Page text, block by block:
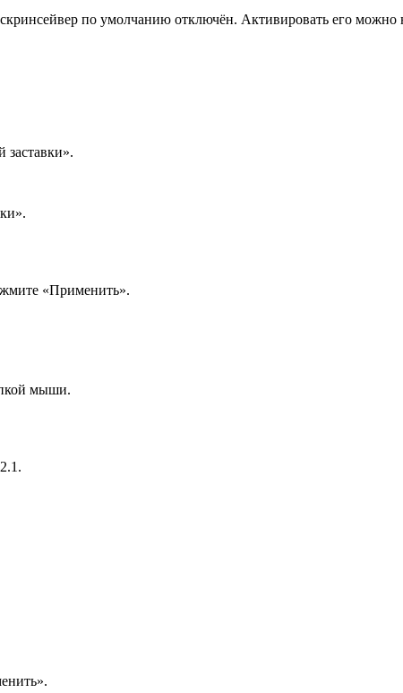
по умолчанию отключён. Активировать его
«Применить».
мыши.